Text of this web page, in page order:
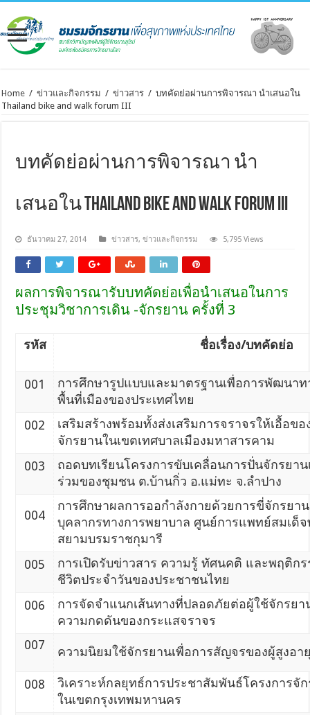
Home / ข่าวและกิจกรรม / ข่าวสาร / บทคัดย่อผ่านการพิจารณา นำเสนอใน
Thailand bike and walk forum III
บทคัดย่อผ่านการพิจารณา นำ
เสนอใน Thailand bike and walk forum III
ธันวาคม 27, 2014 ข่าวสาร,ข่าวและกิจกรรม 5,795 Views
ผลการพิจารณารับบทคัดย่อเพื่อนำเสนอในการ
ประชุมวิชาการเดิน -จักรยาน ครั้งที่ 3
รหัส ชื่อเรื่อง/บทคัดย่อ
001
การศึกษารูปแบบและมาตรฐานเพื่อการพัฒนาท
พื้นที่เมืองของประเทศไทย
002
เสริมสร้างพร้อมทั้งส่งเสริมการจราจรให้เอื้อข
จักรยานในเขตเทศบาลเมืองมหาสารคาม
003
ถอดบทเรียนโครงการขับเคลื่อนการปั่นจักรยา
ร่วมของชุมชน ต.บ้านกิ่ว อ.แม่ทะ จ.ลำปาง
004
การศึกษาผลการออกำลังกายด้วยการขี่จักรย
บุคลากรทางการพยาบาล ศูนย์การแพทย์สมเด็
สยามบรมราชกุมารี
005
การเปิดรับข่าวสาร ความรู้ ทัศนคติ และพฤติก
ชีวิตประจำวันของประชาชนไทย
006
การจัดจำแนกเส้นทางที่ปลอดภัยต่อผู้ใช้จักรย
ความกดดันของกระแสจราจร
007
ความนิยมใช้จักรยานเพื่อการสัญจรของผู้สูงอา
008
วิเคราะห์กลยุทธ์การประชาสัมพันธ์โครงการจั
ในเขตกรุงเทพมหานคร